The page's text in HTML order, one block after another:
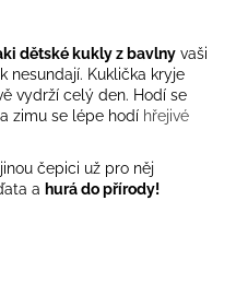
dětské kukly z bavlny vaši
nesundají. Kuklička kryje
vydrží celý den. Hodí se
zimu se lépe hodí hřejivé
čepici už pro něj
a hurá do přírody!